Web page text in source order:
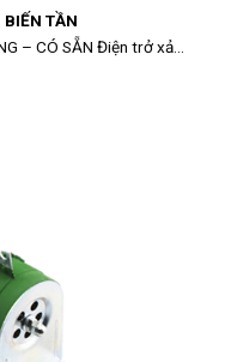
BIẾN TẦN
– CÓ SẴN Điện trở xả...